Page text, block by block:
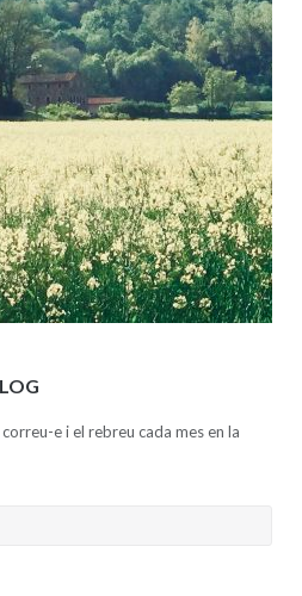
e i el rebreu cada mes en la